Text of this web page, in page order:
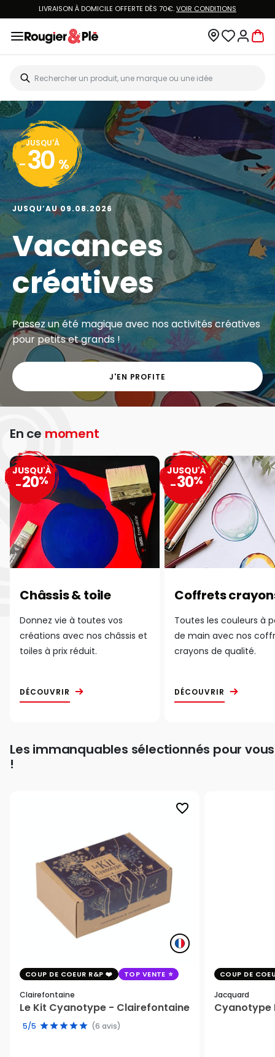
LIVRAISON À DOMICILE OFFERTE DÈS 70€.VOIR CONDITIONS
JUSQU'À
- 30 %
JUSQU’AU 09.08.2026
Vacances
créatives
Passez un été magique avec nos activités créatives
pour petits et grands !
J'EN PROFITE
En ce moment
Châssis & toile
Donnez vie à toutes vos
créations avec nos châssis et
toiles à prix réduit.
DÉCOUVRIR
JUSQU'À
-20%
Coffrets
Toutes les couleurs à
de main avec nos
crayons de qualité.
DÉCOUVRIR
JUSQU'À
-30%
Les immanquables sélectionnés pour vous
!
favorite_border
COUP DE COEUR R&P TOP VENTE
Clairefontaine
Le Kit Cyanotype - Clairefontaine
5/5 (6 avis)
COUP DE
Jacquard
Cyanotype